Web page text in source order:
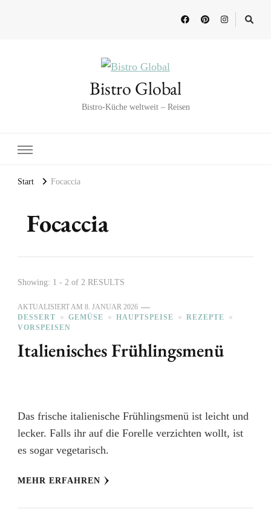
Bistro Global
Bistro-Küche weltweit – Reisen
Start Focaccia
Focaccia
Showing: 1 - 2 of 2 RESULTS
AKTUALISIERT AM 8. JANUAR 2026
DESSERT
GEMÜSE HAUPTSPEISE
REZEPTE
VORSPEISEN
Italienisches Frühlingsmenü
Das frische italienische Frühlingsmenü ist leicht und
lecker. Falls ihr auf die Forelle verzichten wollt, ist
es sogar vegetarisch.
MEHR ERFAHREN